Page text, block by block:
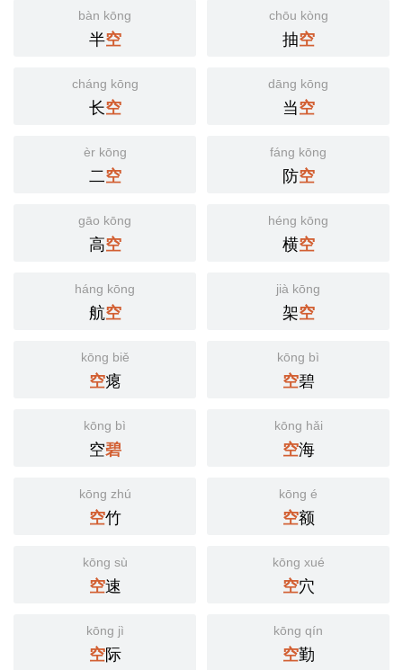
bàn kōng
半空
chōu kòng
抽空
cháng kōng
长空
dāng kōng
当空
èr kōng
二空
fáng kōng
防空
gāo kōng
高空
héng kōng
横空
háng kōng
航空
jià kōng
架空
kōng biě
空瘪
kōng bì
空碧
kōng bì
空碧
kōng hǎi
空海
kōng zhú
空竹
kōng é
空额
kōng sù
空速
kōng xué
空穴
kōng jì
空际
kōng qín
空勤